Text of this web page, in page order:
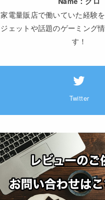
家電量販店で働いていた経験
ジェットや話題のゲーミング
す！
Twitter